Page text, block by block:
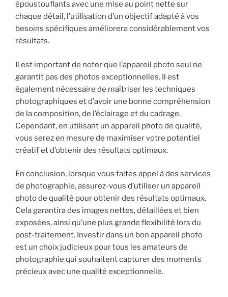
époustouflants avec une mise au point nette sur
chaque détail, l’utilisation d’un objectif adapté à vos
besoins spécifiques améliorera considérablement vos
résultats.
Il est important de noter que l’appareil photo seul ne
garantit pas des photos exceptionnelles. Il est
également nécessaire de maîtriser les techniques
photographiques et d’avoir une bonne compréhension
de la composition, de l’éclairage et du cadrage.
Cependant, en utilisant un appareil photo de qualité,
vous serez en mesure de maximiser votre potentiel
créatif et d’obtenir des résultats optimaux.
En conclusion, lorsque vous faites appel à des services
de photographie, assurez-vous d’utiliser un appareil
photo de qualité pour obtenir des résultats optimaux.
Cela garantira des images nettes, détaillées et bien
exposées, ainsi qu’une plus grande flexibilité lors du
post-traitement. Investir dans un bon appareil photo
est un choix judicieux pour tous les amateurs de
photographie qui souhaitent capturer des moments
précieux avec une qualité exceptionnelle.